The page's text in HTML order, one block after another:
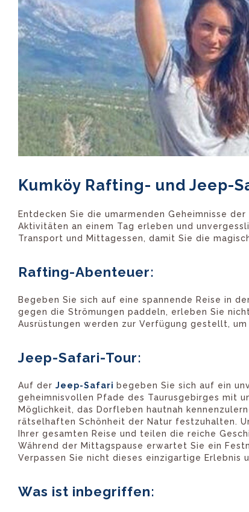
Kumköy Rafting- und Jeep-
Entdecken Sie die umarmenden Geheimnisse
Aktivitäten an einem Tag erleben und
Transport und Mittagessen, damit Sie die
Rafting-Abenteuer:
Begeben Sie sich auf eine spannende Reise in
gegen die Strömungen paddeln, erleben Sie
Ausrüstungen werden zur Verfügung gestellt,
Jeep-Safari-Tour:
Auf der Jeep-Safari begeben Sie sich auf ein
geheimnisvollen Pfade des Taurusgebirges mit
Möglichkeit, das Dorfleben hautnah
rätselhaften Schönheit der Natur festzuhalten.
Ihrer gesamten Reise und teilen die reiche
Während der Mittagspause erwartet Sie ein
Verpassen Sie nicht dieses einzigartige Erlebnis
Was ist inbegriffen: